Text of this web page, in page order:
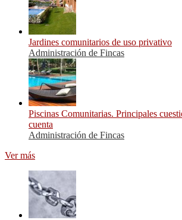
Jardines comunitarios de uso privativo
Administración de Fincas
Piscinas Comunitarias. Principales
cuenta
Administración de Fincas
Ver más